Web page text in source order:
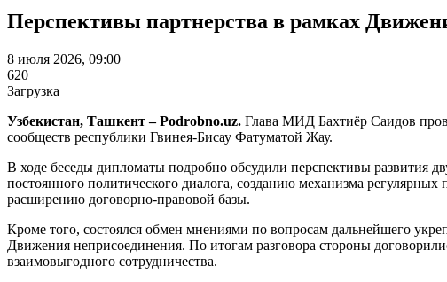
Перспективы партнерства в рамках
8 июля 2026, 09:00
620
Загрузка
Узбекистан, Ташкент – Podrobno.uz. Глава МИД Бахтиёр Саидов
сообществ республики Гвинея-Бисау Фатуматой Жау.
В ходе беседы дипломаты подробно обсудили перспективы развития
постоянного политического диалога, созданию механизма
расширению договорно-правовой базы.
Кроме того, состоялся обмен мнениями по вопросам дальнейшего
Движения неприсоединения. По итогам разговора стороны
взаимовыгодного сотрудничества.